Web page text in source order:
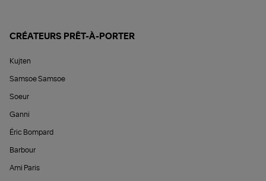
CRÉATEURS PRÊT-À-PORTER
Kujten
Samsoe Samsoe
Soeur
Ganni
Éric Bompard
Barbour
Ami Paris